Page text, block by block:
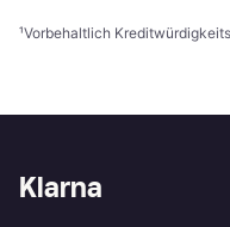
¹Vorbehaltlich
Klarna